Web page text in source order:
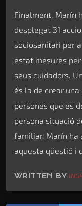
Finalment, Marín
desplegat 31
sociosanitari per
estat mesures
seus cuidadors.
és la de crear
persones que es
persona situació
familiar. Marín ha
aquesta qüestió i
WRITTEN BY